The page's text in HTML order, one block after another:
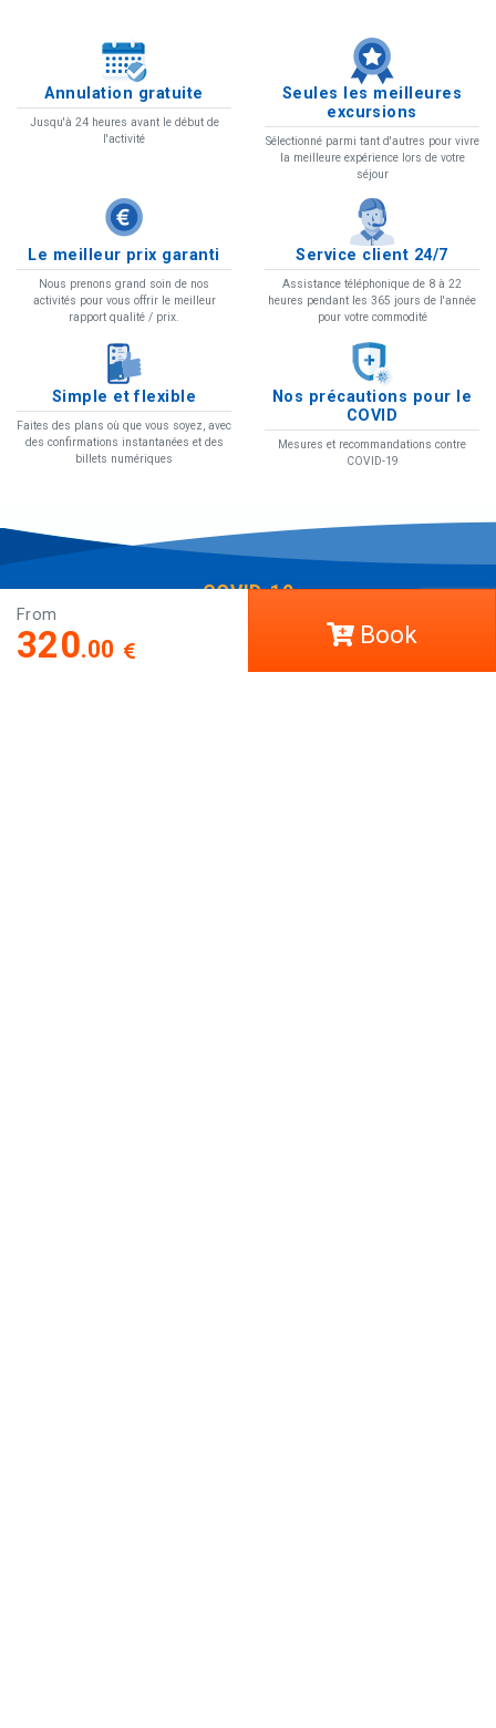
Annulation gratuite
Jusqu'à 24 heures avant le début de
l'activité
Seules les meilleures
excursions
Sélectionné parmi tant d'autres pour vivre
la meilleure expérience lors de votre
séjour
Le meilleur prix garanti
Nous prenons grand soin de nos
activités pour vous offrir le meilleur
rapport qualité / prix.
Service client 24/7
Assistance téléphonique de 8 à 22
heures pendant les 365 jours de l'année
pour votre commodité
Simple et flexible
Faites des plans où que vous soyez, avec
des confirmations instantanées et des
billets numériques
Nos précautions pour le
COVID
Mesures et recommandations contre
COVID-19
From
320.00
Book
COVID-19
LCT Europe